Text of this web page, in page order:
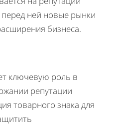
ней новые рынки
бизнеса.
ключевую роль в
репутации
товарного знака для